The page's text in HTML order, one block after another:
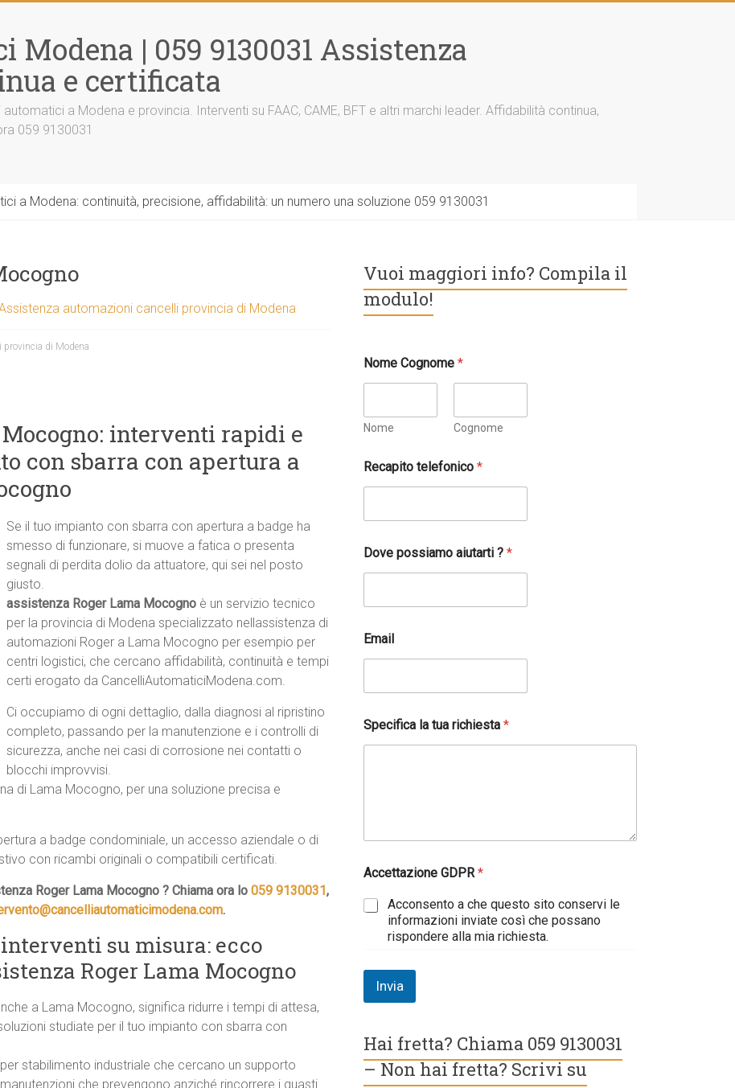
| 059 9130031 Assistenza
e certificata
a Modena e provincia. Interventi su FAAC, CAME, BFT e altri marchi leader. Affidabilità continua,
059 9130031
a Modena: continuità, precisione, affidabilità: un numero una soluzione 059 9130031
automazioni cancelli provincia di Modena
di Modena
interventi rapidi e
con sbarra con apertura a
Se il tuo impianto con sbarra con apertura a badge ha
smesso di funzionare, si muove a fatica o presenta
segnali di perdita dolio da attuatore, qui sei nel posto
giusto.
assistenza Roger Lama Mocogno è un servizio tecnico
per la provincia di Modena specializzato nellassistenza di
automazioni Roger a Lama Mocogno per esempio per
centri logistici, che cercano affidabilità, continuità e tempi
certi erogato da CancelliAutomaticiModena.com.
Ci occupiamo di ogni dettaglio, dalla diagnosi al ripristino
completo, passando per la manutenzione e i controlli di
sicurezza, anche nei casi di corrosione nei contatti o
blocchi improvvisi.
di Lama Mocogno, per una soluzione precisa e
a badge condominiale, un accesso aziendale o di
con ricambi originali o compatibili certificati.
Roger Lama Mocogno ? Chiama ora lo 059 9130031 ,
.
su misura: ecco
Roger Lama Mocogno
a Lama Mocogno, significa ridurre i tempi di attesa,
studiate per il tuo impianto con sbarra con
stabilimento industriale che cercano un supporto
che prevengono anziché rincorrere i guasti.
Vuoi maggiori info? Compila il
modulo!
Nome Cognome*
Nome Cognome
o
g
o
e
E
m
i
*
Recapito telefonico*
Dove possiamo aiutarti ?*
Email
Specifica la tua richiesta*
Accettazione GDPR*
Acconsento a che questo sito conservi le
informazioni inviate così che possano
rispondere alla mia richiesta.
Invia
Hai fretta? Chiama 059 9130031
– Non hai fretta? Scrivi su